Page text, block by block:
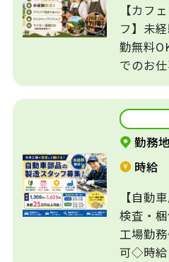
【カフ
フ】未
勤無料
でのお
勤務地
時給
【自動
検査・
工場勤
可◇時給